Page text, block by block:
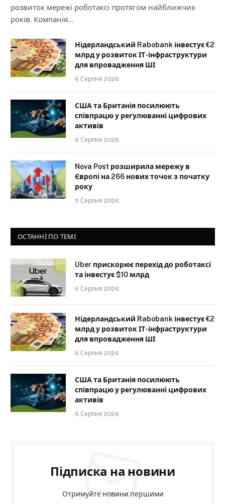
розвиток мережі роботаксі протягом найближчих
років. Компанія…
Нідерландський Rabobank інвестує €2
млрд у розвиток ІТ-інфраструктури
для впровадження ШІ
6 Серпня 2026
США та Британія посилюють
співпрацю у регулюванні цифрових
активів
5 Серпня 2026
Nova Post розширила мережу в
Європі на 266 нових точок з початку
року
5 Серпня 2026
ОСТАННІ ПО ТЕМІ
Uber прискорює перехід до роботаксі
та інвестує $10 млрд
6 Серпня 2026
Нідерландський Rabobank інвестує €2
млрд у розвиток ІТ-інфраструктури
для впровадження ШІ
6 Серпня 2026
США та Британія посилюють
співпрацю у регулюванні цифрових
активів
5 Серпня 2026
Підписка на новини
Отримуйте новини першими